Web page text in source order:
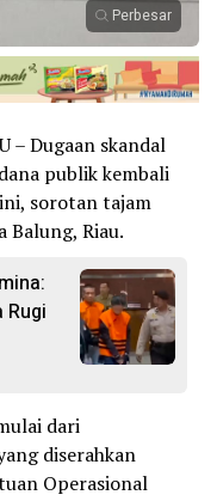
Perbesar
– Dugaan skandal
publik kembali
sorotan tajam
Balung, Riau.
Rugi
dari
diserahkan
Operasional